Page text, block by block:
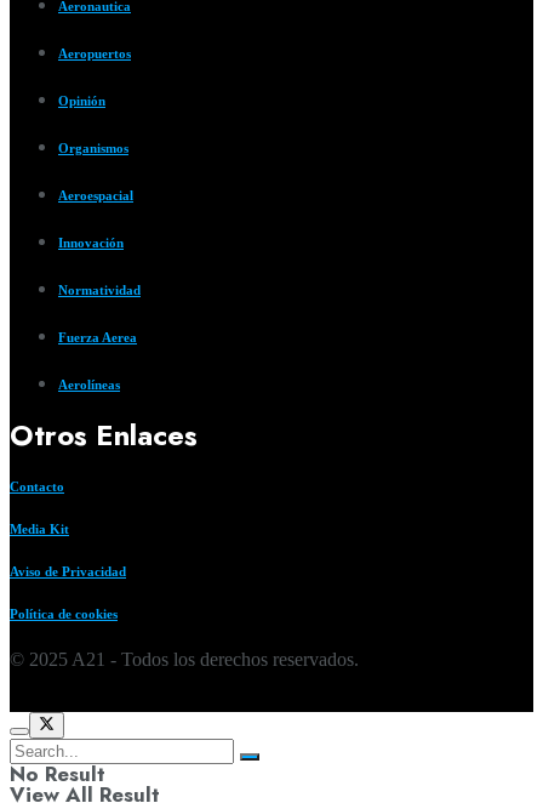
Aeronautica
Aeropuertos
Opinión
Organismos
Aeroespacial
Innovación
Normatividad
Fuerza Aerea
Aerolíneas
Otros Enlaces
Contacto
Media Kit
Aviso de Privacidad
Política de cookies
© 2025 A21 - Todos los derechos reservados.
No Result
View All Result